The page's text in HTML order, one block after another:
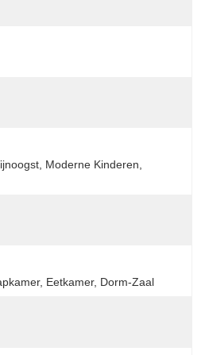
Moderne Kinderen,
Eetkamer, Dorm-Zaal